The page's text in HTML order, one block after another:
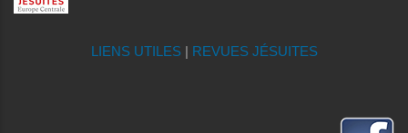
LIENS UTILES| REVUES JÉSUITES